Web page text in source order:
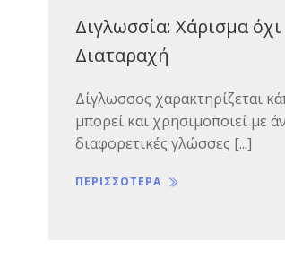
Διγλωσσία: Χάρισμα όχι
Διαταραχή
Δίγλωσσος χαρακτηρίζεται
μπορεί και χρησιμοποιεί με
διαφορετικές γλώσσες [...]
ΠΕΡΙΣΣΟΤΕΡΑ